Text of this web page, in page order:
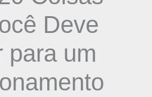
Deve
para um